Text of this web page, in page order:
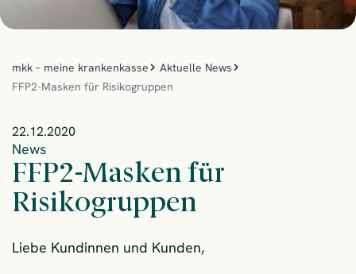
mkk – meine krankenkasse
Aktuelle News
FFP2-Masken für Risikogruppen
22.12.2020
News
FFP2-Masken für
Risikogruppen
Liebe Kundinnen und Kunden,